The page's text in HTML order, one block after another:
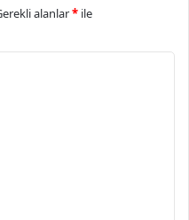
alanlar* ile